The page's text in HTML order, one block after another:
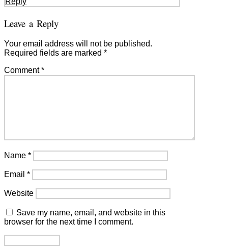
Leave a Reply
Your email address will not be published.
Required fields are marked *
Comment*
Name *
Email *
Website
Save my name, email, and website in this
browser for the next time I comment.